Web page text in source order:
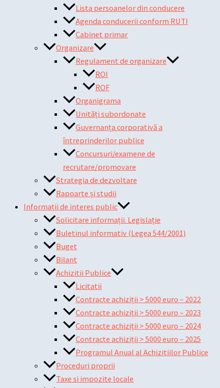
Lista persoanelor din conducere
Agenda conducerii conform RUTI
Cabinet primar
Organizare
Regulament de organizare
ROI
ROF
Organigrama
Unități subordonate
Guvernanța corporativă a
întreprinderilor publice
Concursuri/examene de
recrutare/promovare
Strategia de dezvoltare
Rapoarte și studii
Informații de interes public
Solicitare informații. Legislație
Buletinul informativ (Legea 544/2001)
Buget
Bilant
Achizitii Publice
Licitatii
Contracte achiziții > 5000 euro – 2022
Contracte achiziții > 5000 euro – 2023
Contracte achiziții > 5000 euro – 2024
Contracte achiziții > 5000 euro – 2025
Programul Anual al Achizitiilor Publice
Proceduri proprii
Taxe si impozite locale